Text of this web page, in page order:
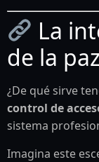
La
de la
¿De qué sirve
control de
sistema
Imagina este